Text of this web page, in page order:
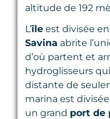
altitude de 192
L’île est divisée
Savina abrite
d’où partent et
hydroglisseurs
distante de
marina est
un grand port de